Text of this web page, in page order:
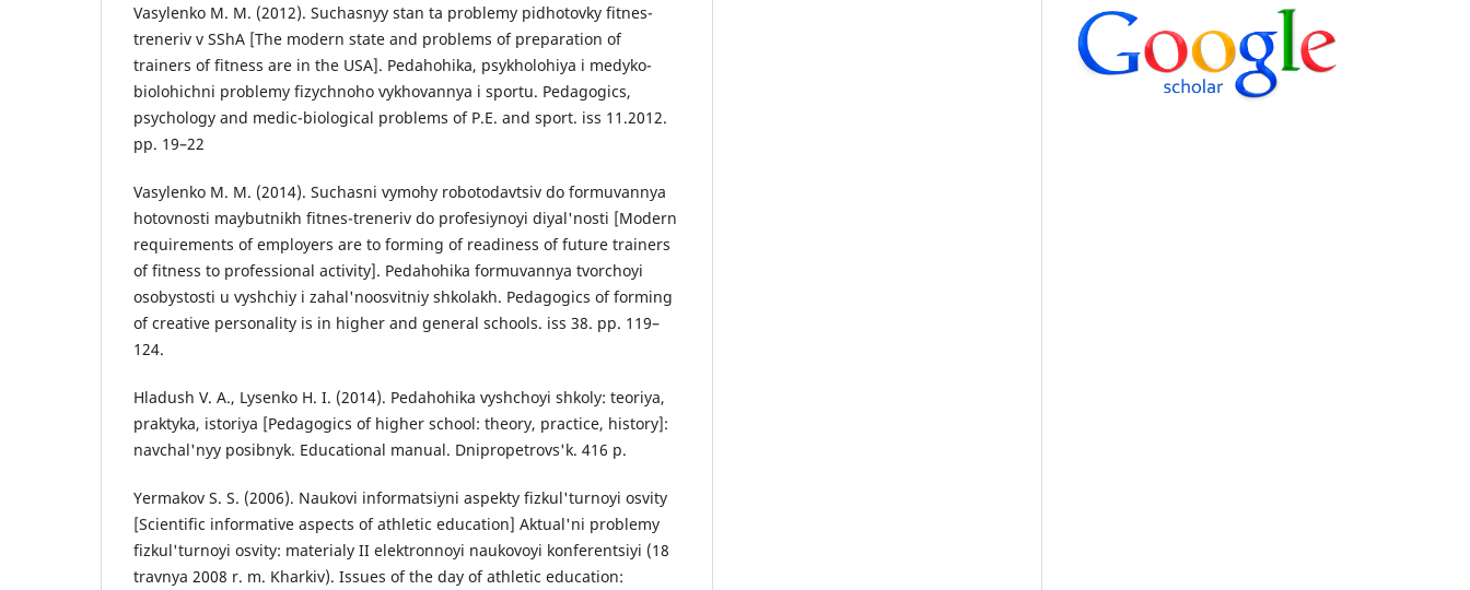
Vasylenko M. M. (2012). Suchasnyy stan ta problemy pidhotovky fitnes-
treneriv v SShA [The modern state and problems of preparation of
trainers of fitness are in the USA]. Pedahohika, psykholohiya i medyko-
biolohichni problemy fizychnoho vykhovannya i sportu. Pedagogics,
psychology and medic-biological problems of P.E. and sport. iss 11.2012.
pp. 19–22
Vasylenko M. M. (2014). Suchasni vymohy robotodavtsiv do formuvannya
hotovnosti maybutnikh fitnes-treneriv do profesiynoyi diyal'nosti [Modern
requirements of employers are to forming of readiness of future trainers
of fitness to professional activity]. Pedahohika formuvannya tvorchoyi
osobystosti u vyshchiy i zahal'noosvitniy shkolakh. Pedagogics of forming
of creative personality is in higher and general schools. iss 38. pp. 119–
124.
Hladush V. A., Lysenko H. I. (2014). Pedahohika vyshchoyi shkoly: teoriya,
praktyka, istoriya [Pedagogics of higher school: theory, practice, history]:
navchal'nyy posibnyk. Educational manual. Dnipropetrovs'k. 416 p.
Yermakov S. S. (2006). Naukovi informatsiyni aspekty fizkul'turnoyi osvity
[Scientific informative aspects of athletic education] Aktual'ni problemy
fizkul'turnoyi osvity: materialy II elektronnoyi naukovoyi konferentsiyi (18
travnya 2008 r. m. Kharkiv). Issues of the day of athletic education: